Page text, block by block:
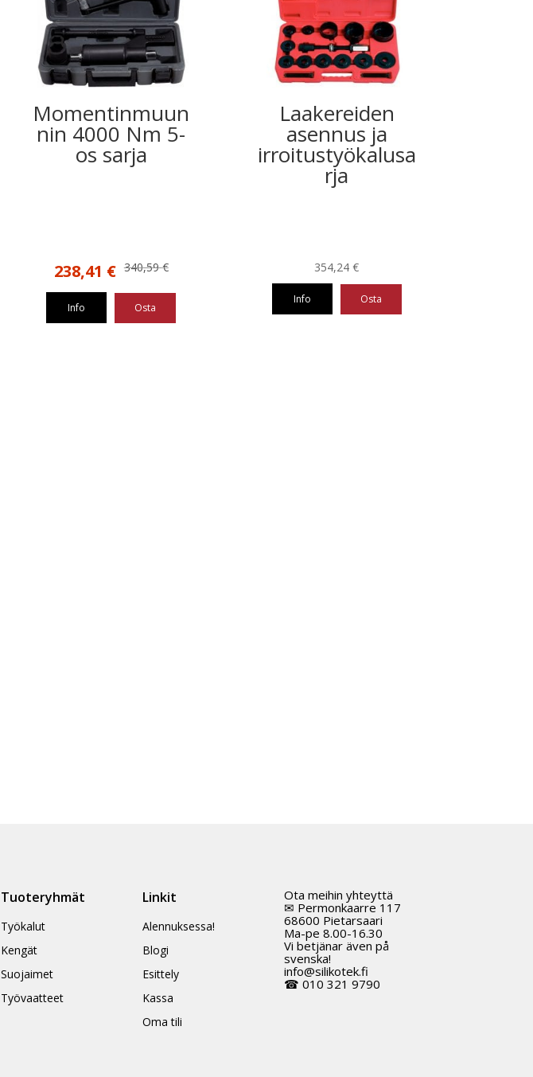
Momentinmuun
nin 4000 Nm 5-
os sarja
340,59€
Alkuperäinen
340,59 €.
238,41 €
Nykyinen
238,41 €.
Info Osta
Laakereiden
asennus ja
irroitustyökalusa
rja
354,24€
Info Osta
Tuoteryhmät
Työkalut
Kengät
Suojaimet
Työvaatteet
Linkit
Alennuksessa!
Blogi
Esittely
Kassa
Oma tili
Ota meihin yhteyttä
✉ Permonkaarre 117
68600 Pietarsaari
Ma-pe 8.00-16.30
Vi betjänar även på
svenska!
info@silikotek.fi
☎ 010 321 9790